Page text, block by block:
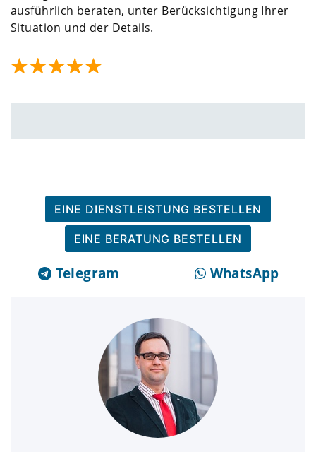
ausführlich beraten, unter Berücksichtigung Ihrer
Situation und der Details.
EINE DIENSTLEISTUNG BESTELLEN
EINE BERATUNG BESTELLEN
Telegram WhatsApp